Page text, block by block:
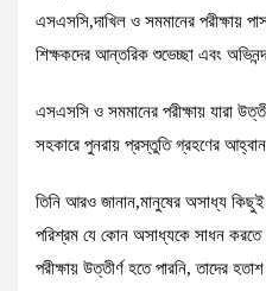
এসএসসি,দাখিল ও সমমানের পরীক্ষায়
শিক্ষকদের আন্তরিক শুভেচ্ছা এবং
এসএসসি ও সমমানের পরীক্ষায় যারা
সহকারে পুনরায় প্রস্তুতি গ্রহণের
তিনি আরও জানান,মানুষের অসাধ্য
পরিশ্রম যে কোন অসাধ্যকে সাধন করতে
পরীক্ষায় উত্তীর্ণ হতে পারনি, তাদের